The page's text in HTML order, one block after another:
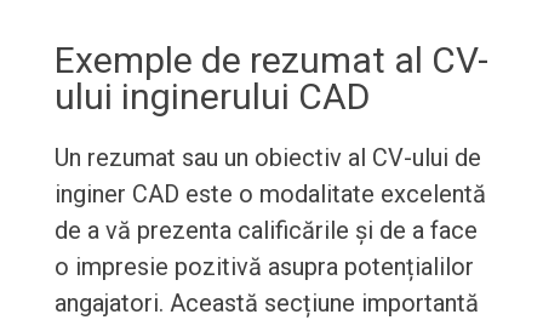
Exemple de rezumat al CV-
ului inginerului CAD
Un rezumat sau un obiectiv al CV-ului de
inginer CAD este o modalitate excelentă
de a vă prezenta calificările și de a face
o impresie pozitivă asupra potențialilor
angajatori. Această secțiune importantă